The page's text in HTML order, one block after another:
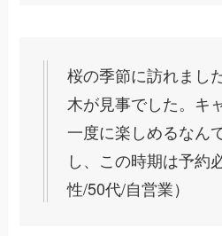
桜の季節に訪れまし
木が見事でした。キ
一度に楽しめるなん
し、この時期は予約
性/50代/自営業）